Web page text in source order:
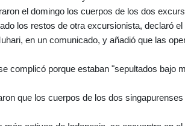
el domingo los cuerpos de los dos
los restos de otra excursionista, declaró
en un comunicado, y añadió que las
complicó porque estaban "sepultados bajo
que los cuerpos de los dos